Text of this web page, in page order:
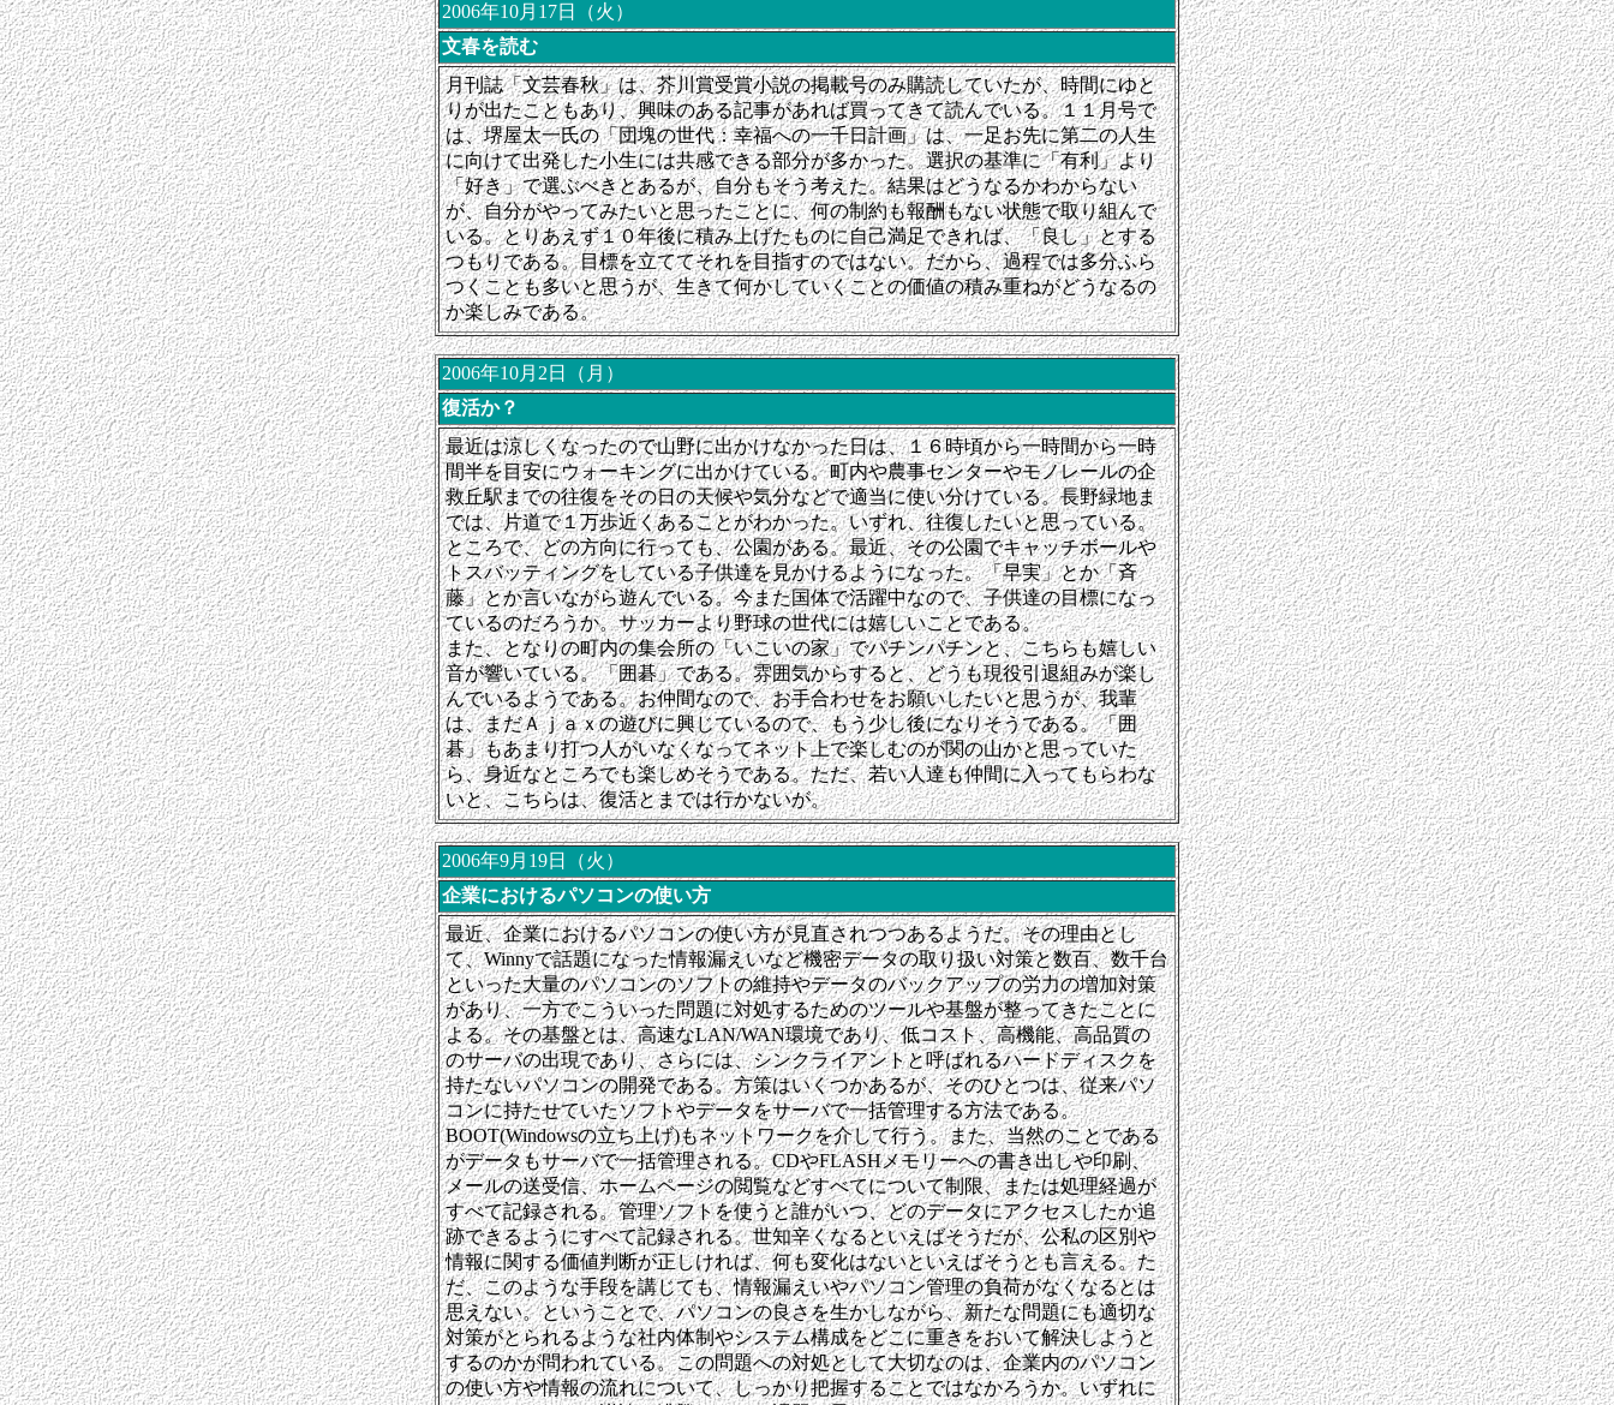
2006年10月17日（火）
文春を読む
月刊誌「文芸春秋」は、芥川賞受賞小説の掲載号のみ購読していたが、時間にゆと
りが出たこともあり、興味のある記事があれば買ってきて読んでいる。１１月号で
は、堺屋太一氏の「団塊の世代：幸福への一千日計画」は、一足お先に第二の人生
に向けて出発した小生には共感できる部分が多かった。選択の基準に「有利」より
「好き」で選ぶべきとあるが、自分もそう考えた。結果はどうなるかわからない
が、自分がやってみたいと思ったことに、何の制約も報酬もない状態で取り組んで
いる。とりあえず１０年後に積み上げたものに自己満足できれば、「良し」とする
つもりである。目標を立ててそれを目指すのではない。だから、過程では多分ふら
つくことも多いと思うが、生きて何かしていくことの価値の積み重ねがどうなるの
か楽しみである。
2006年10月2日（月）
復活か？
最近は涼しくなったので山野に出かけなかった日は、１６時頃から一時間から一時
間半を目安にウォーキングに出かけている。町内や農事センターやモノレールの企
救丘駅までの往復をその日の天候や気分などで適当に使い分けている。長野緑地ま
では、片道で１万歩近くあることがわかった。いずれ、往復したいと思っている。
ところで、どの方向に行っても、公園がある。最近、その公園でキャッチボールや
トスバッティングをしている子供達を見かけるようになった。「早実」とか「斉
藤」とか言いながら遊んでいる。今また国体で活躍中なので、子供達の目標になっ
ているのだろうか。サッカーより野球の世代には嬉しいことである。
また、となりの町内の集会所の「いこいの家」でパチンパチンと、こちらも嬉しい
音が響いている。「囲碁」である。雰囲気からすると、どうも現役引退組みが楽し
んでいるようである。お仲間なので、お手合わせをお願いしたいと思うが、我輩
は、まだＡｊａｘの遊びに興じているので、もう少し後になりそうである。「囲
碁」もあまり打つ人がいなくなってネット上で楽しむのが関の山かと思っていた
ら、身近なところでも楽しめそうである。ただ、若い人達も仲間に入ってもらわな
いと、こちらは、復活とまでは行かないが。
2006年9月19日（火）
企業におけるパソコンの使い方
最近、企業におけるパソコンの使い方が見直されつつあるようだ。その理由とし
て、Winnyで話題になった情報漏えいなど機密データの取り扱い対策と数百、数千台
といった大量のパソコンのソフトの維持やデータのバックアップの労力の増加対策
があり、一方でこういった問題に対処するためのツールや基盤が整ってきたことに
よる。その基盤とは、高速なLAN/WAN環境であり、低コスト、高機能、高品質の
のサーバの出現であり、さらには、シンクライアントと呼ばれるハードディスクを
持たないパソコンの開発である。方策はいくつかあるが、そのひとつは、従来パソ
コンに持たせていたソフトやデータをサーバで一括管理する方法である。
BOOT(Windowsの立ち上げ)もネットワークを介して行う。また、当然のことである
がデータもサーバで一括管理される。CDやFLASHメモリーへの書き出しや印刷、
メールの送受信、ホームページの閲覧などすべてについて制限、または処理経過が
すべて記録される。管理ソフトを使うと誰がいつ、どのデータにアクセスしたか追
跡できるようにすべて記録される。世知辛くなるといえばそうだが、公私の区別や
情報に関する価値判断が正しければ、何も変化はないといえばそうとも言える。た
だ、このような手段を講じても、情報漏えいやパソコン管理の負荷がなくなるとは
思えない。ということで、パソコンの良さを生かしながら、新たな問題にも適切な
対策がとられるような社内体制やシステム構成をどこに重きをおいて解決しようと
するのかが問われている。この問題への対処として大切なのは、企業内のパソコン
の使い方や情報の流れについて、しっかり把握することではなかろうか。いずれに